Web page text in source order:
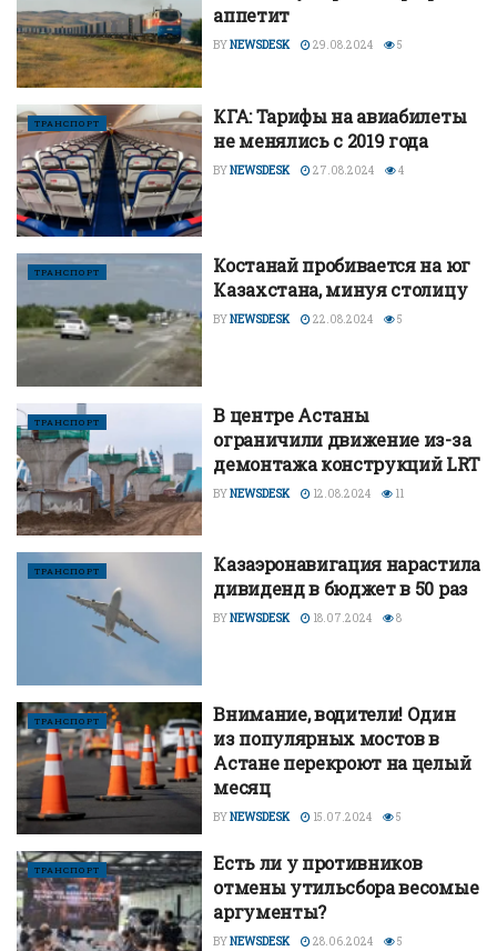
аппетит
BYNEWSDESK 29.08.2024 5
ТРАНСПОРТ
КГА: Тарифы на авиабилеты
не менялись с 2019 года
BYNEWSDESK 27.08.2024 4
ТРАНСПОРТ
Костанай пробивается на юг
Казахстана, минуя столицу
BYNEWSDESK 22.08.2024 5
ТРАНСПОРТ
В центре Астаны
ограничили движение из-за
демонтажа конструкций LRT
BYNEWSDESK 12.08.2024 11
ТРАНСПОРТ
Казаэронавигация нарастила
дивиденд в бюджет в 50 раз
BYNEWSDESK 18.07.2024 8
ТРАНСПОРТ
Внимание, водители! Один
из популярных мостов в
Астане перекроют на целый
месяц
BYNEWSDESK 15.07.2024 5
ТРАНСПОРТ
Есть ли у противников
отмены утильсбора весомые
аргументы?
BYNEWSDESK 28.06.2024 5